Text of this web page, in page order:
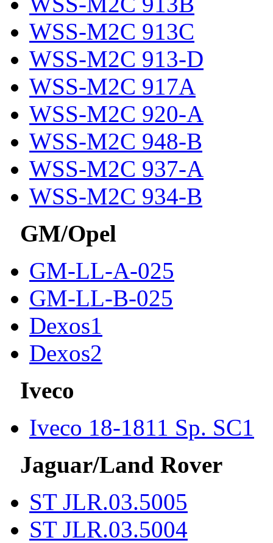
WSS-M2C 913C
WSS-M2C 913-D
WSS-M2C 917A
WSS-M2C 920-A
WSS-M2C 948-B
WSS-M2C 937-A
WSS-M2C 934-B
GM/Opel
GM-LL-A-025
GM-LL-B-025
Dexos1
Dexos2
Iveco
Iveco 18-1811 Sp. SC1
Jaguar/Land Rover
ST JLR.03.5005
ST JLR.03.5004